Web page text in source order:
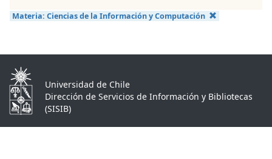
Materia: Ciencias de la Información y Computación
Universidad de Chile
Dirección de Servicios de Información y Bibliotecas
(SISIB)